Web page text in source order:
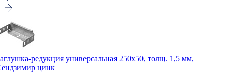
редукция универсальная 250х50, толщ. 1,5 мм,
цинк